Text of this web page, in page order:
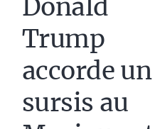
Donald
Trump
accorde un
sursis au